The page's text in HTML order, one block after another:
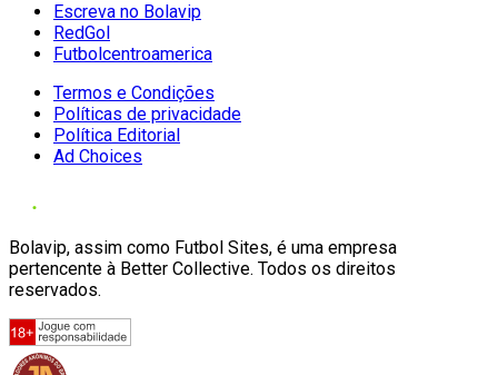
Escreva no Bolavip
RedGol
Futbolcentroamerica
Termos e Condições
Políticas de privacidade
Política Editorial
Ad Choices
Bolavip, assim como Futbol Sites, é uma empresa
pertencente à Better Collective. Todos os direitos
reservados.